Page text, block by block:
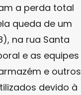
a perda total
queda de um
na rua Santa
e as equipes
e outros
devido à